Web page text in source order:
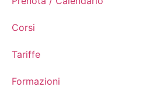
Corsi
Tariffe
Formazioni